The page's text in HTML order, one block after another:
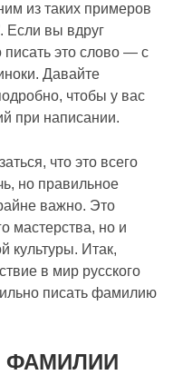
из таких примеров
Если вы вдруг
писать это слово — с
Давайте
чтобы у вас
при написании.
что это всего
но правильное
важно. Это
мастерства, но и
культуры. Итак,
в мир русского
писать фамилию
ФАМИЛИИ